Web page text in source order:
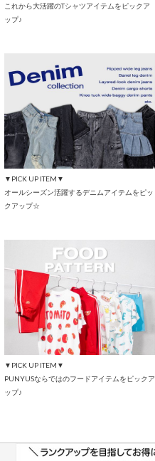
これから大活躍のTシャツアイテムをピックア
ップ♪
▼PICK UP ITEM▼
オールシーズン活躍するデニムアイテムをピッ
クアップ☆
▼PICK UP ITEM▼
PUNYUSならではのフードアイテムをピックア
ップ♪